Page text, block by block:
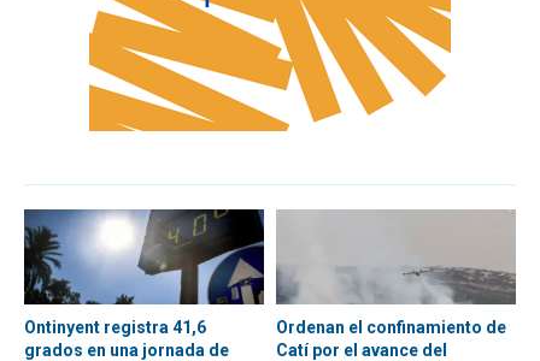
Ontinyent registra 41,6
grados en una jornada de
Ordenan el confinamiento de
Catí por el avance del